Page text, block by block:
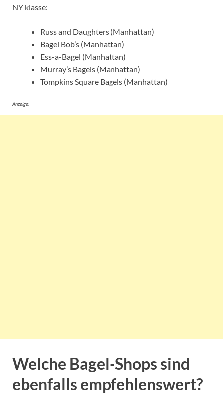
NY klasse:
Russ and Daughters (Manhattan)
Bagel Bob’s (Manhattan)
Ess-a-Bagel (Manhattan)
Murray’s Bagels (Manhattan)
Tompkins Square Bagels (Manhattan)
Anzeige:
Welche Bagel-Shops sind
ebenfalls empfehlenswert?